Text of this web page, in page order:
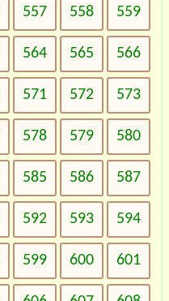
557 558 559
564 565 566
571 572 573
578 579 580
585 586 587
592 593 594
599 600 601